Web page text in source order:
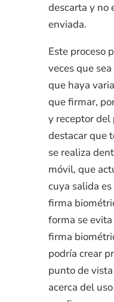
descarta y no
enviada.
Este proceso
veces que
que haya
que firmar,
y receptor del
destacar que
se realiza
móvil, que
cuya salida
firma
forma se
firma
podría crear
punto de
acerca del